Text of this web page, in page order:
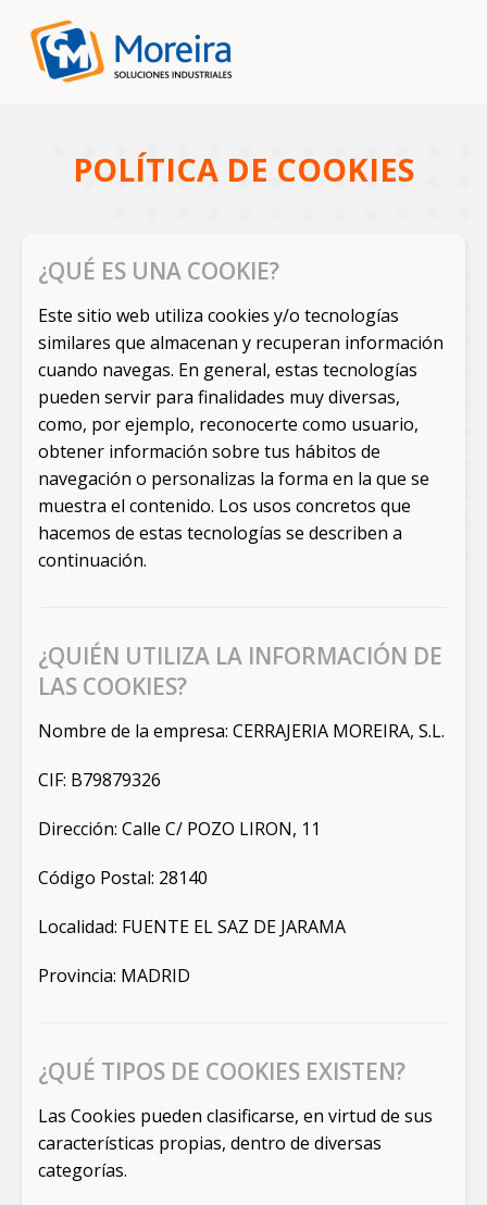
POLÍTICA DE COOKIES
¿QUÉ ES UNA COOKIE?
Este sitio web utiliza cookies y/o tecnologías
similares que almacenan y recuperan información
cuando navegas. En general, estas tecnologías
pueden servir para finalidades muy diversas,
como, por ejemplo, reconocerte como usuario,
obtener información sobre tus hábitos de
navegación o personalizas la forma en la que se
muestra el contenido. Los usos concretos que
hacemos de estas tecnologías se describen a
continuación.
¿QUIÉN UTILIZA LA INFORMACIÓN DE
LAS COOKIES?
Nombre de la empresa: CERRAJERIA MOREIRA, S.L.
CIF: B79879326
Dirección: Calle C/ POZO LIRON, 11
Código Postal: 28140
Localidad: FUENTE EL SAZ DE JARAMA
Provincia: MADRID
¿QUÉ TIPOS DE COOKIES EXISTEN?
Las Cookies pueden clasificarse, en virtud de sus
características propias, dentro de diversas
categorías.